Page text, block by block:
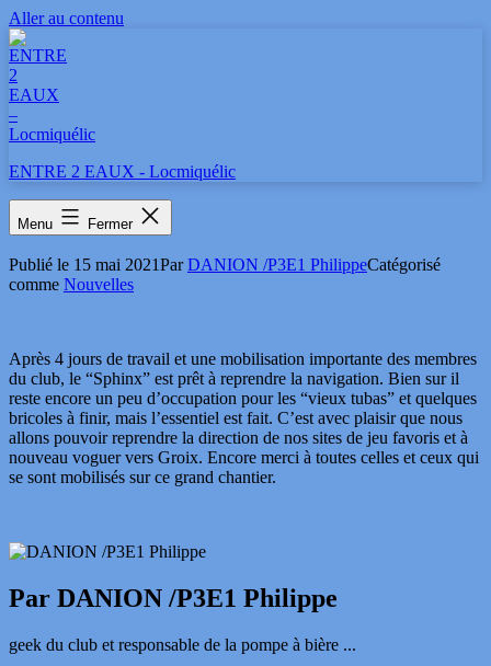
Aller au contenu
ENTRE 2 EAUX - Locmiquélic
Menu Fermer
Merci à tous
Publié le 15 mai 2021ParDANION /P3E1 PhilippeCatégorisé
comme Nouvelles
Après 4 jours de travail et une mobilisation importante des membres
du club, le “Sphinx” est prêt à reprendre la navigation. Bien sur il
reste encore un peu d’occupation pour les “vieux tubas” et quelques
bricoles à finir, mais l’essentiel est fait. C’est avec plaisir que nous
allons pouvoir reprendre la direction de nos sites de jeu favoris et à
nouveau voguer vers Groix. Encore merci à toutes celles et ceux qui
se sont mobilisés sur ce grand chantier.
Par DANION /P3E1 Philippe
geek du club et responsable de la pompe à bière ...